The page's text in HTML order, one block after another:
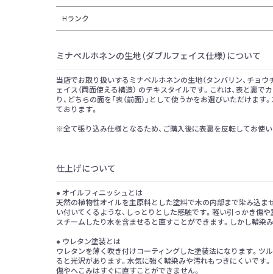
Hランク
ミナペルホネンの生地（ダブルフェイス仕様）について
当店でお取り扱いするミナペルホネンの生地（タンバリン、チョウ
ェイス（両面使える構造） のテキスタイルです。これは、表と裏
り、どちらの面を「表（前面）」として使うかをお選びいただけま
ております。
※全て張り込み仕様となるため、ご購入後に表裏を反転してお使
仕上げについて
● オイルフィニッシュとは
天然の植物性オイルを主原料とした塗料で木の内部まで染み込ま
い付いてくるような、しっとりとした感触です。軽い引っかき傷
スチームしたり水を含ませると直すことができます。しかし輪染
● ウレタン塗装とは
ウレタンを薄く吹き付けコーティングした塗装法になります。ツ
ると光沢があります。水気に強く輪染みや汚れもつきにくいです
傷やへこみはすぐに直すことができません。